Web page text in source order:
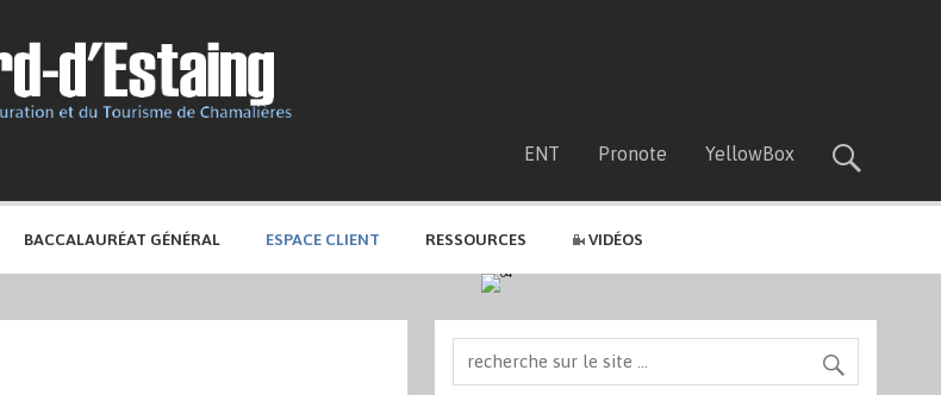
ENT Pronote YellowBox
BACCALAURÉAT GÉNÉRAL ESPACE CLIENT RESSOURCES VIDÉOS